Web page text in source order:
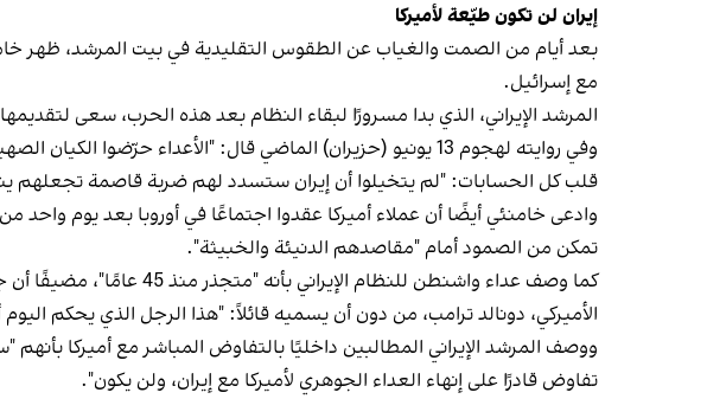
إيران لن تكون طيّعة لأميركا
مع إسرائيل.
المرشد الإيراني، الذي بدا مسرورًا لبقاء النظام بعد هذه الحرب، سعى
وفي روايته لهجوم 13 يونيو (حزيران) الماضي قال: "الأعداء
قلب كل الحسابات: "لم يتخيلوا أن إيران ستسدد لهم ضربة قاصمة تجعلهم
وادعى خامنئي أيضًا أن عملاء أميركا عقدوا اجتماعًا في أوروبا بعد يوم واحد
تمكن من الصمود أمام "مقاصدهم الدنيئة والخبيثة".
كما وصف عداء واشنطن
الأميركي، دونالد ترامب، من دون أن يسميه قائلاً: "هذا الرجل الذي يحكم
ووصف المرشد الإيراني المطالبين داخليًا بالتفاوض المباشر مع أميركا
تفاوض قادرًا على إنهاء العداء الجوهري لأميركا مع إيران، ولن يكون".